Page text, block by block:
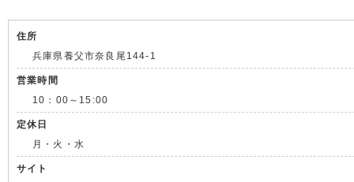
住所
兵庫県養父市奈良尾144-1
営業時間
10：00～15:00
定休日
月・火・水
サイト